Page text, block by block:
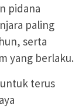
pidana
paling
serta
yang berlaku.
terus